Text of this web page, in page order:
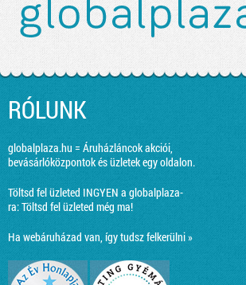
RÓLUNK
globalplaza.hu = Áruházláncok akciói,
bevásárlóközpontok és üzletek egy oldalon.
Töltsd fel üzleted INGYEN a globalplaza-
ra:Töltsd fel üzleted még ma!
Ha webáruházad van, így tudsz felkerülni »